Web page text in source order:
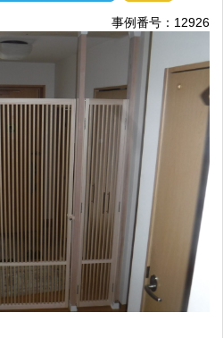
事例番号：12926